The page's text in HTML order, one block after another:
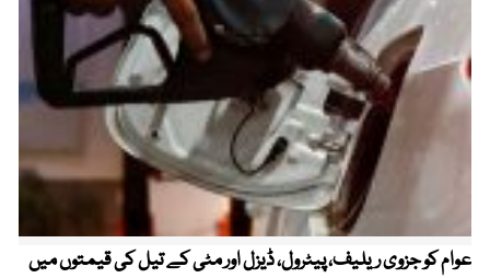
عوام کو جزوی ریلیف، پیٹرول، ڈیزل اور مٹی کے تیل کی قیمتوں میں